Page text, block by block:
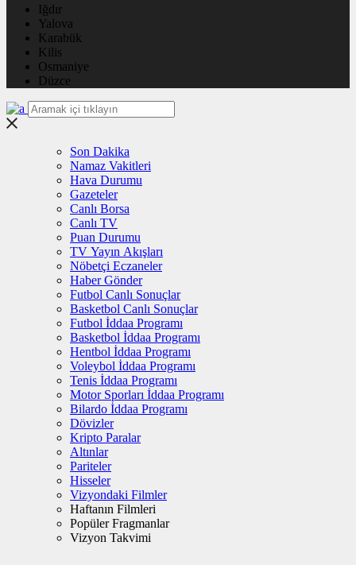
Iğdır
Yalova
Karabük
Kilis
Osmaniye
Düzce
Son Dakika
Namaz Vakitleri
Hava Durumu
Gazeteler
Canlı Borsa
Canlı TV
Puan Durumu
TV Yayın Akışları
Nöbetçi Eczaneler
Haber Gönder
Futbol Canlı Sonuçlar
Basketbol Canlı Sonuçlar
Futbol İddaa Programı
Basketbol İddaa Programı
Hentbol İddaa Programı
Voleybol İddaa Programı
Tenis İddaa Programı
Motor Sporları İddaa Programı
Bilardo İddaa Programı
Dövizler
Kripto Paralar
Altınlar
Pariteler
Hisseler
Vizyondaki Filmler
Haftanın Filmleri
Popüler Fragmanlar
Vizyon Takvimi